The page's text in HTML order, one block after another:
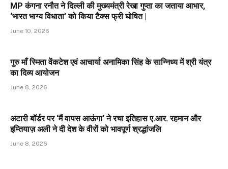
MP कंगना रनौत ने दिल्ली की मुख्यमंत्री रेखा गुप्ता का जताया आभार,
‘भारत भाग्य विधाता’ को किया टैक्स फ्री घोषित |
June 10, 2026
गुरु माँ स्मिता वेंकटेश एवं आचार्या अनामिका सिंह के सान्निध्य में श्री यंत्र
का दिव्य आयोजन
June 8, 2026
अटारी बॉर्डर पर ‘मैं वापस आऊंगा’ ने रचा इतिहास ए.आर. रहमान और
इम्तियाज़ अली ने दी देश के वीरों को भावपूर्ण श्रद्धांजलि
June 8, 2026